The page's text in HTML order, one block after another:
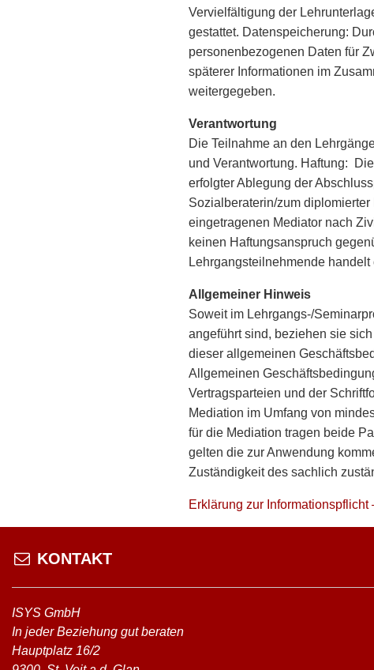
Vervielfältigung der
gestattet. Datenspeicherung:
personenbezogenen Daten für
späterer Informationen im
weitergegeben.
Verantwortung
Die Teilnahme an den
und Verantwortung. Haftung:
erfolgter Ablegung der
Sozialberaterin/zum
eingetragenen Mediator nach
keinen Haftungsanspruch
Lehrgangsteilnehmende
Allgemeiner Hinweis
Soweit im Lehrgangs-/
angeführt sind, beziehen sie
dieser allgemeinen
Allgemeinen
Vertragsparteien und der
Mediation im Umfang von
für die Mediation tragen beide
gelten die zur Anwendung
Zuständigkeit des sachlich
Erklärung zur
KONTAKT
ISYS GmbH
In jeder Beziehung gut beraten
Hauptplatz 16/2